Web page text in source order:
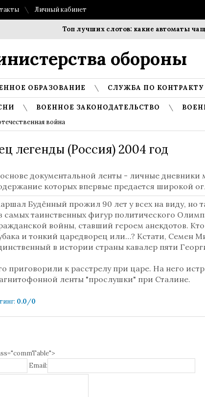
Личный кабинет
Топ лучших слотов: какие автоматы чаще
обороны
ОБРАЗОВАНИЕ СЛУЖБА ПО КОНТРАКТУ
ВОЕННОЕ ЗАКОНОДАТЕЛЬСТВО
война
легенды (Россия) 2004 год
документальной ленты - личные дневники
которых впервые предается широкой
Будённый прожил 90 лет у всех на виду, но
самых таинственных фигур политического
войны, ставший героем анекдотов.
и тонкий царедворец или…? Кстати, Семен
в истории страны кавалер пяти
приговорили к расстрелу при царе. На него
ленты "прослушки" при Сталине.
: 0.0/0
Email: